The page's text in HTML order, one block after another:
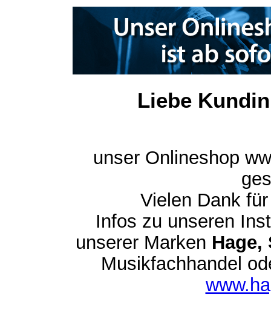
Liebe
unser Onlineshop
Vielen Dank
Infos zu unseren
unserer Marken Hage,
Musikfachhandel